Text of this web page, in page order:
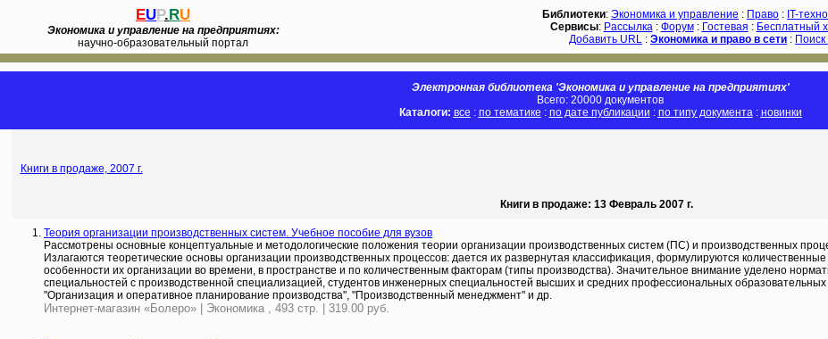
EUP.RU
Экономика и управление на предприятиях:
научно-образовательный портал
Библиотеки: Экономика и управление : Право : IT-
Сервисы: Рассылка: Форум: Гостевая : Бесплатный
Добавить URL : Экономика и право в сети :
Электронная библиотека 'Экономика и управление на предприятиях'
Всего: 20000 документов
Каталоги: все : по тематике : по дате публикации : по типу документа: новинки
Книги в продаже, 2007 г.
Книги в продаже: 13 Февраль 2007 г.
Теория организации производственных систем. Учебное пособие для вузов
Рассмотрены основные концептуальные и методологические положения теории организации производственных систем (ПС) и производственных
Излагаются теоретические основы организации производственных процессов: дается их развернутая классификация, формулируются
особенности их организации во времени, в пространстве и по количественным факторам (типы производства). Значительное внимание уделено
специальностей с производственной специализацией, студентов инженерных специальностей высших и средних профессиональных
"Организация и оперативное планирование производства", "Производственный менеджмент" и др.
Интернет-магазин «Болеро» | Экономика , 493 стр. | 319.00 руб.